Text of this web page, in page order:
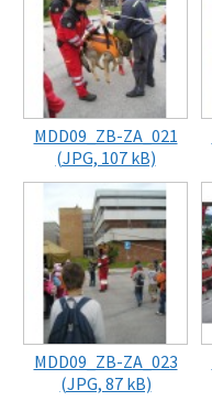
MDD09_ZB-ZA_021
(JPG, 107 kB)
MDD09_ZB-ZA_023
(JPG, 87 kB)